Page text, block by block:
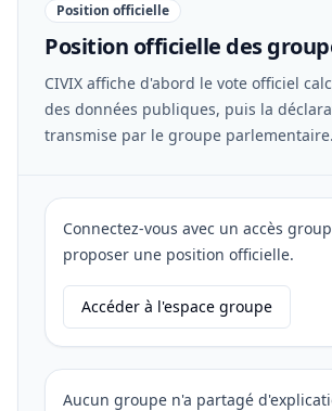
Position officielle
Position officielle des
CIVIX affiche d'abord le vote officiel
des données publiques, puis la
transmise par le groupe parlementaire.
Connectez-vous avec un accès
proposer une position officielle.
Accéder à l'espace groupe
Aucun groupe n'a partagé